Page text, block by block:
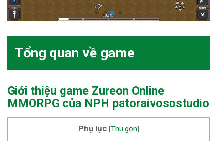
Tổng quan về game
Giới thiệu game Zureon Online
MMORPG của NPH patoraivosostudio
Phụ lục [Thu gọn]